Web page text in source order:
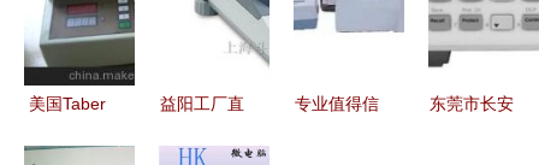
难题
仪器仪表供
应商介绍
回报的全面
选
美国Taber
益阳工厂直
专业值得信
东莞市长安